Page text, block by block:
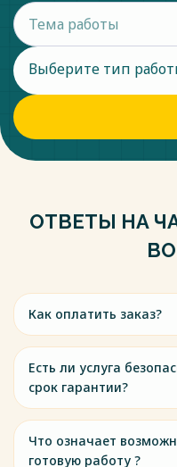
Выберите тип
ОТВЕТЫ НА
Как оплатить заказ?
Есть ли услуга
срок гарантии?
Что означает
готовую работу ?